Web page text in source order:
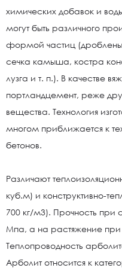
химических добавок и
могут быть различного
формой частиц
сечка камыша, костра
лузга и т. п.). В качестве
портландцемент, реже
вещества. Технология
многом приближается к
бетонов.
Различают
куб.м) и конструктивно-
700 кг/м3). Прочность при
Мпа, а на растяжение при
Теплопроводность
Арболит относится к